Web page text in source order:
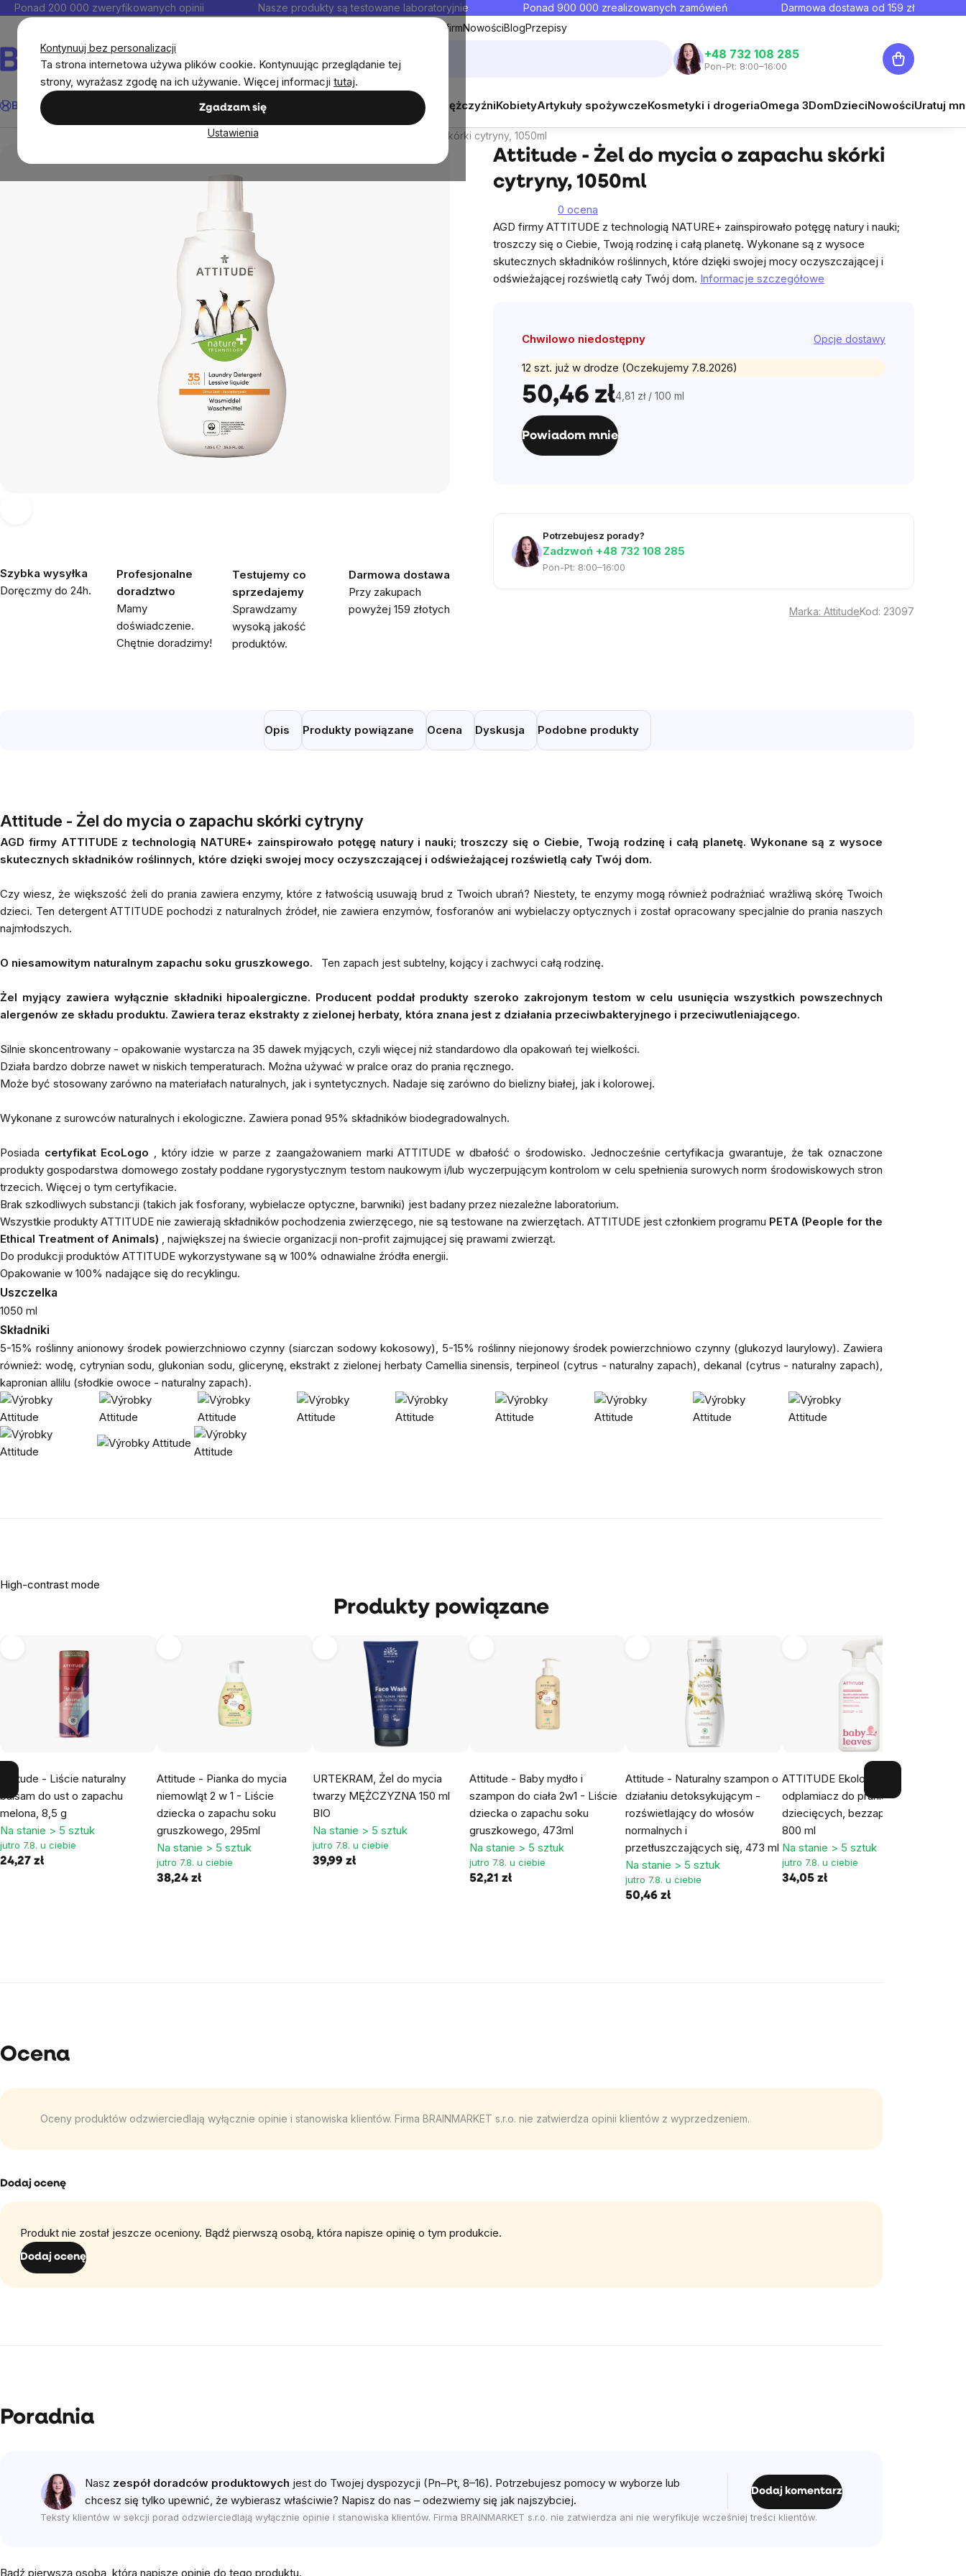
Kontynuuj bez personalizacji
Ta strona internetowa używa plików cookie. Kontynuując przeglądanie tej
strony, wyrażasz zgodę na ich używanie. Więcej informacji tutaj.
Zgadzam się
Ustawienia
Przejść
Ponad 200 000 zweryfikowanych opinii Nasze produkty są testowane laboratoryjnie Ponad 900 000 zrealizowanych zamówień Darmowa dostawa od 159 zł
Współpraca hurtowa dla firmNowościBlogPrzepisy
Szukaj
+48 732 108 285
Pon-Pt: 8:00–16:00
Koszyk
BrainMax® PromocjaCeleSuplementy diety Zestawy promocyjne MężczyźniKobietyArtykuły spożywczeKosmetyki i drogeriaOmega 3DomDzieciNowościUratuj
Ekodrogeria Attitude - Żel do mycia o zapachu skórki cytryny, 1050ml
Attitude - Żel do mycia o zapachu skórki
cytryny, 1050ml
0 ocena
Szybka wysyłka
Doręczmy do 24h.
Profesjonalne
doradztwo
Mamy
doświadczenie.
Chętnie doradzimy!
Testujemy co
sprzedajemy
Sprawdzamy
wysoką jakość
produktów.
Darmowa dostawa
Przy zakupach
powyżej 159 złotych
AGD firmy ATTITUDE z technologią NATURE+ zainspirowało potęgę natury i nauki;
troszczy się o Ciebie, Twoją rodzinę i całą planetę. Wykonane są z wysoce
skutecznych składników roślinnych, które dzięki swojej mocy oczyszczającej i
odświeżającej rozświetlą cały Twój dom. Informacje szczegółowe
Chwilowo niedostępny Opcje dostawy
12 szt. już w drodze (Oczekujemy 7.8.2026)
50,46 złCena
4,81 zł / 100 ml
Powiadom mnie
Potrzebujesz porady?
Zadzwoń +48 732 108 285
Pon-Pt: 8:00–16:00
Marka: AttitudeKod: 23097
Opis Produkty powiązane Ocena Dyskusja Podobne produkty
Attitude - Żel do mycia o zapachu skórki cytryny, 1050ml
Produkty powiązane Ocena Podobne produkty Cena jednostkowa:
4,81 zł / 100 ml
Powiadom mnie
Attitude - Żel do mycia o zapachu skórki cytryny
AGD firmy ATTITUDE z technologią NATURE+ zainspirowało potęgę natury i nauki; troszczy się o Ciebie, Twoją rodzinę i całą planetę. Wykonane są z wysoce
skutecznych składników roślinnych, które dzięki swojej mocy oczyszczającej i odświeżającej rozświetlą cały Twój dom.
Czy wiesz, że większość żeli do prania zawiera enzymy, które z łatwością usuwają brud z Twoich ubrań? Niestety, te enzymy mogą również podrażniać wrażliwą skórę Twoich
dzieci. Ten detergent ATTITUDE pochodzi z naturalnych źródeł, nie zawiera enzymów, fosforanów ani wybielaczy optycznych i został opracowany specjalnie do prania naszych
najmłodszych.
O niesamowitym naturalnym zapachu soku gruszkowego. Ten zapach jest subtelny, kojący i zachwyci całą rodzinę.
Żel myjący zawiera wyłącznie składniki hipoalergiczne. Producent poddał produkty szeroko zakrojonym testom w celu usunięcia wszystkich powszechnych
alergenów ze składu produktu. Zawiera teraz ekstrakty z zielonej herbaty, która znana jest z działania przeciwbakteryjnego i przeciwutleniającego.
Silnie skoncentrowany - opakowanie wystarcza na 35 dawek myjących, czyli więcej niż standardowo dla opakowań tej wielkości.
Działa bardzo dobrze nawet w niskich temperaturach. Można używać w pralce oraz do prania ręcznego.
Może być stosowany zarówno na materiałach naturalnych, jak i syntetycznych. Nadaje się zarówno do bielizny białej, jak i kolorowej.
Wykonane z surowców naturalnych i ekologiczne. Zawiera ponad 95% składników biodegradowalnych.
Posiada certyfikat EcoLogo
, który idzie w parze z zaangażowaniem marki ATTITUDE w dbałość o środowisko. Jednocześnie certyfikacja gwarantuje, że tak oznaczone
produkty gospodarstwa domowego zostały poddane rygorystycznym testom naukowym i/lub wyczerpującym kontrolom w celu spełnienia surowych norm środowiskowych stron
trzecich. Więcej o tym certyfikacie.
Brak szkodliwych substancji (takich jak fosforany, wybielacze optyczne, barwniki) jest badany przez niezależne laboratorium.
Wszystkie produkty ATTITUDE nie zawierają składników pochodzenia zwierzęcego, nie są testowane na zwierzętach. ATTITUDE jest członkiem programu PETA (People for the
Ethical Treatment of Animals)
, największej na świecie organizacji non-profit zajmującej się prawami zwierząt.
Do produkcji produktów ATTITUDE wykorzystywane są w 100% odnawialne źródła energii.
Opakowanie w 100% nadające się do recyklingu.
Uszczelka
1050 ml
Składniki
5-15% roślinny anionowy środek powierzchniowo czynny (siarczan sodowy kokosowy), 5-15% roślinny niejonowy środek powierzchniowo czynny (glukozyd laurylowy). Zawiera
również: wodę, cytrynian sodu, glukonian sodu, glicerynę, ekstrakt z zielonej herbaty Camellia sinensis, terpineol (cytrus - naturalny zapach), dekanal (cytrus - naturalny zapach),
kapronian allilu (słodkie owoce - naturalny zapach).
High-contrast mode
Produkty powiązane
Attitude - Liście naturalny
balsam do ust o zapachu
melona, ​​8,5 g
Na stanie > 5 sztuk
jutro 7.8. u ciebie
24,27 zł
Attitude - Pianka do mycia
niemowląt 2 w 1 - Liście
dziecka o zapachu soku
gruszkowego, 295ml
Na stanie > 5 sztuk
jutro 7.8. u ciebie
38,24 zł
URTEKRAM, Żel do mycia
twarzy MĘŻCZYZNA 150 ml
BIO
Na stanie > 5 sztuk
jutro 7.8. u ciebie
39,99 zł
Attitude - Baby mydło i
szampon do ciała 2w1 - Liście
dziecka o zapachu soku
gruszkowego, 473ml
Na stanie > 5 sztuk
jutro 7.8. u ciebie
52,21 zł
Attitude - Naturalny szampon o
działaniu detoksykującym -
rozświetlający do włosów
normalnych i
przetłuszczających się, 473 ml
Na stanie > 5 sztuk
jutro 7.8. u ciebie
50,46 zł
ATTITUDE Ekologiczny
odplamiacz do prania ubrań
dziecięcych, bezzapachowy,
800 ml
Na stanie > 5 sztuk
jutro 7.8. u ciebie
34,05 zł
Ocena
Oceny produktów odzwierciedlają wyłącznie opinie i stanowiska klientów. Firma BRAINMARKET s.r.o. nie zatwierdza opinii klientów z wyprzedzeniem.
Dodaj ocenę
Produkt nie został jeszcze oceniony. Bądź pierwszą osobą, która napisze opinię o tym produkcie.
Dodaj ocenę
Poradnia
Nasz zespół doradców produktowych jest do Twojej dyspozycji (Pn–Pt, 8–16). Potrzebujesz pomocy w wyborze lub
chcesz się tylko upewnić, że wybierasz właściwie? Napisz do nas – odezwiemy się jak najszybciej.
Dodaj komentarz
Teksty klientów w sekcji porad odzwierciedlają wyłącznie opinie i stanowiska klientów. Firma BRAINMARKET s.r.o. nie zatwierdza ani nie weryfikuje wcześniej treści klientów.
Bądź pierwszą osobą, która napisze opinię do tego produktu.